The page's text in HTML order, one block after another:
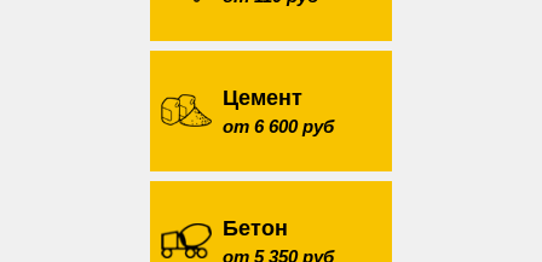
Цемент
от 6 600 руб
Бетон
от 5 350 руб